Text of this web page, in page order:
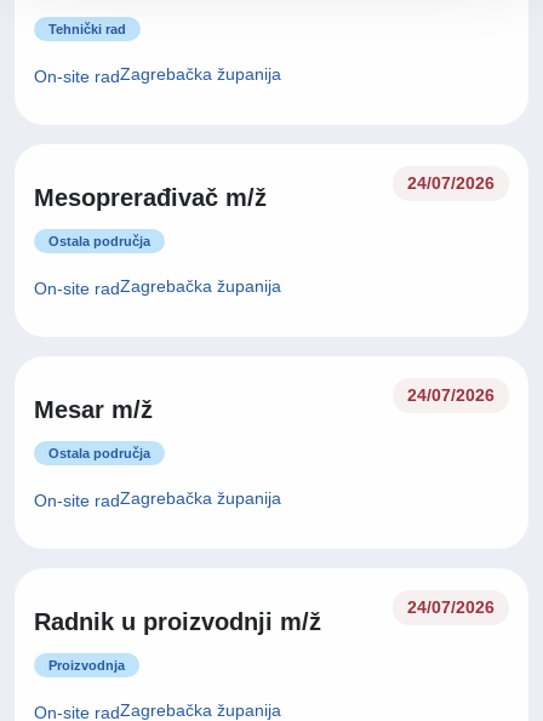
Tehnički rad
On-site radZagrebačka županija
Mesoprerađivač m/ž
24/07/2026
Ostala područja
On-site radZagrebačka županija
Mesar m/ž
24/07/2026
Ostala područja
On-site radZagrebačka županija
Radnik u proizvodnji m/ž
24/07/2026
Proizvodnja
On-site radZagrebačka županija